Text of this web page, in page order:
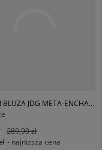
JORDAN BLUZA JDG META-ENCHANTMENT COZY CREW GIRL
289,99 zł
- najniższa cena